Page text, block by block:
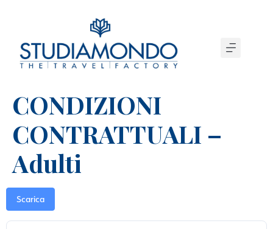
CONDIZIONI
CONTRATTUALI –
Adulti
Scarica